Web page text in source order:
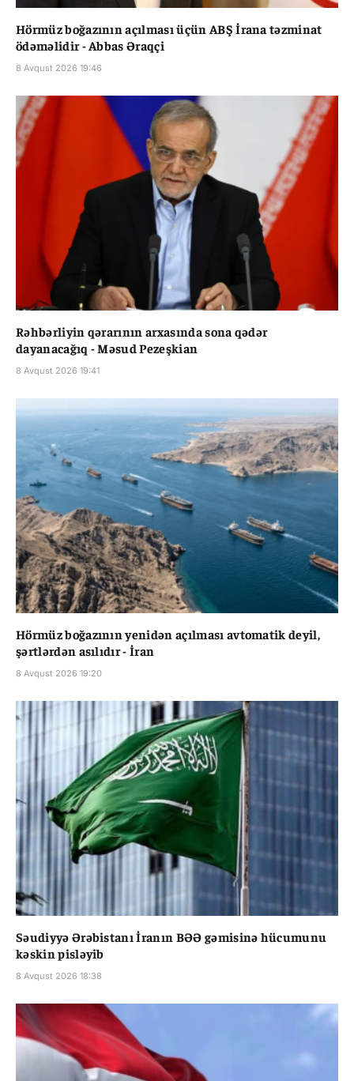
Hörmüz boğazının açılması üçün ABŞ İrana təzminat
ödəməlidir - Abbas Əraqçi
8 Avqust 2026 19:46
Rəhbərliyin qərarının arxasında sona qədər
dayanacağıq - Məsud Pezeşkian
8 Avqust 2026 19:41
Hörmüz boğazının yenidən açılması avtomatik deyil,
şərtlərdən asılıdır - İran
8 Avqust 2026 19:20
Səudiyyə Ərəbistanı İranın BƏƏ gəmisinə hücumunu
kəskin pisləyib
8 Avqust 2026 18:38